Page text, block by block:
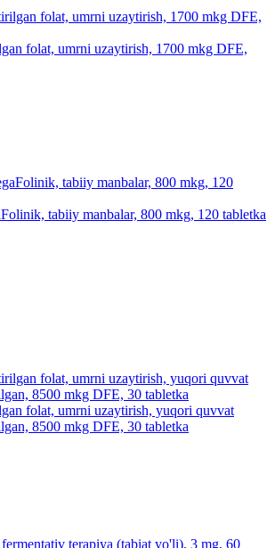
folat, umrni uzaytirish, 1700 mkg DFE,
tabiiy manbalar, 800 mkg, 120 tabletka
folat, umrni uzaytirish, yuqori quvvat
8500 mkg DFE, 30 tabletka